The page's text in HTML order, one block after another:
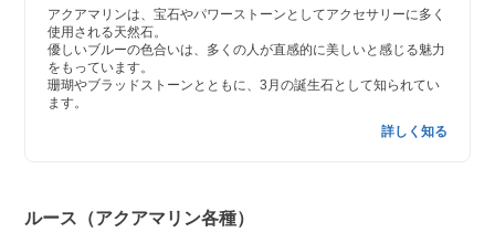
アクアマリンは、宝石やパワーストーンとしてアクセサリーに多く
使用される天然石。
優しいブルーの色合いは、多くの人が直感的に美しいと感じる魅力
をもっています。
珊瑚やブラッドストーンとともに、3月の誕生石として知られてい
ます。
詳しく知る
ルース（アクアマリン各種）